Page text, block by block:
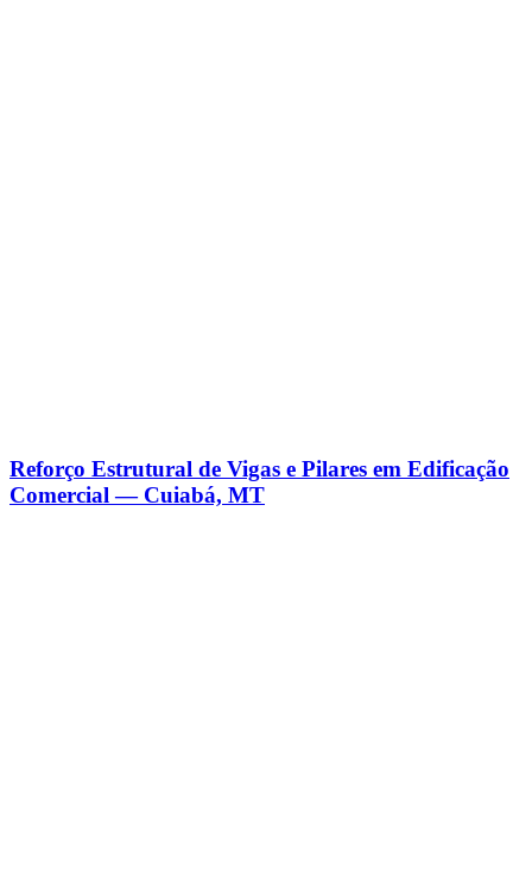
Reforço Estrutural de Vigas e Pilares em Edificação
Comercial — Cuiabá, MT